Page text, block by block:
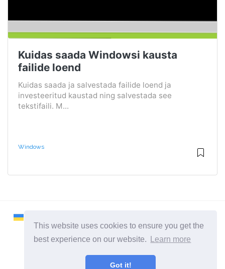
This website uses cookies to ensure you get the
best experience on our website.
Learn more
Got it!
Kuidas saada Windowsi kausta
failide loend
Kuidas saada ja salvestada failide loend ja
investeeritud kaustad ning salvestada see
tekstifaili. M...
Windows
2026 ©Remontcompa